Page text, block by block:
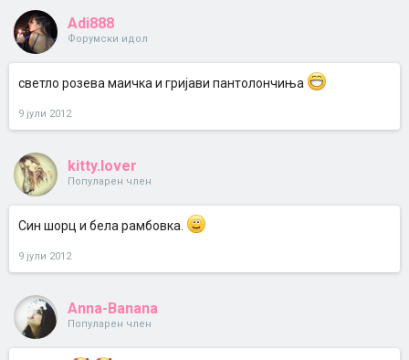
Adi888
Форумски идол
светло розева маичка и гријави пантолончиња
9 јули 2012
kitty.lover
Популарен член
Син шорц и бела рамбовка.
9 јули 2012
Anna-Banana
Популарен член